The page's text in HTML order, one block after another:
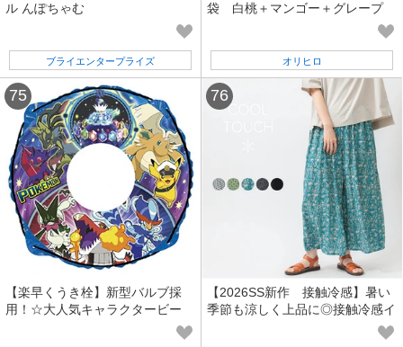
ル んぽちゃむ
ブライエンタープライズ
袋 白桃＋マンゴー＋グレープ
オリヒロ
【楽早くうき栓】新型バルブ採
用！☆大人気キャラクタービー
チ！ポケモン 60cmウキワ ブ
【2026SS新作 接触冷感】暑い
季節も涼しく上品に◎接触冷感イ